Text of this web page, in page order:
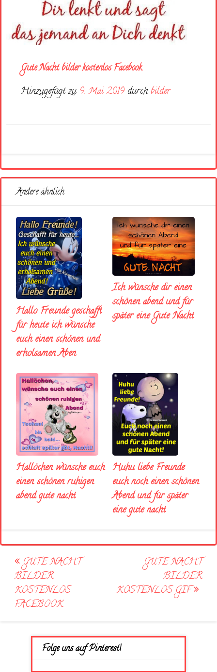
Gute Nacht bilder kostenlos Facebook
Hinzugefügt zu 9. Mai 2019 durch bilder
Andere ähnlich
Hallo Freunde geschafft
für heute ich wünsche
euch einen schönen und
erholsamen Aben
Ich wünsche dir einen
schönen abend und fúr
später eine Gute Nacht
Hallöchen wünsche euch
einen schönen ruhigen
abend gute nacht
Huhu liebe Freunde
euch noch einen schönen
Abend und für später
eine gute nacht
Post
navigation
GUTE NACHT
BILDER
KOSTENLOS
FACEBOOK
GUTE NACHT
BILDER
KOSTENLOS GIF
Folge uns auf Pinterest!